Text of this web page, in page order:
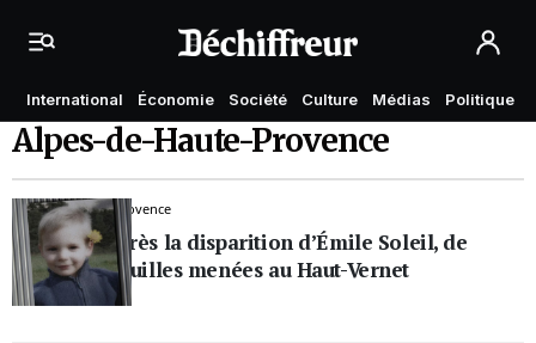
International Économie Société Culture Médias Politique
Alpes-de-Haute-Provence
Alpes-de-Haute-Provence
Deux ans après la disparition d’Émile Soleil, de
nouvelles fouilles menées au Haut-Vernet